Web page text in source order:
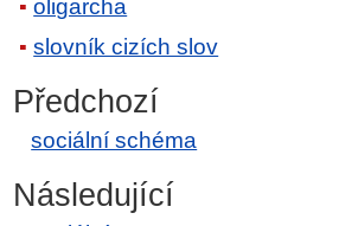
oligarcha
slovník cizích slov
Předchozí
sociální schéma
Následující